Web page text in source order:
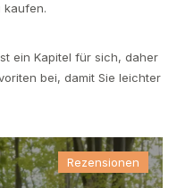
kaufen.
ein Kapitel für sich, daher
bei, damit Sie leichter
Rezensionen